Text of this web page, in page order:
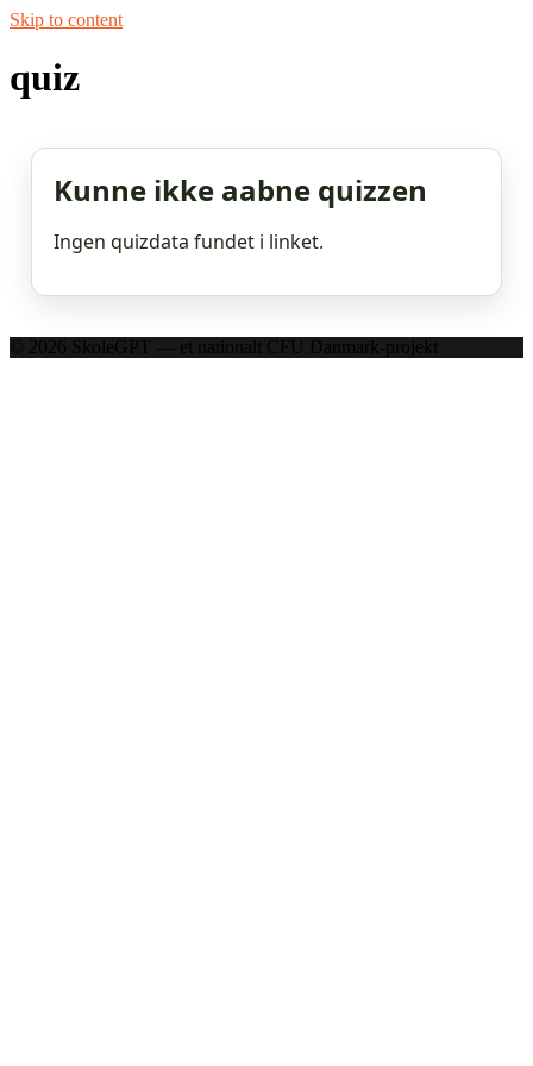
Skip to content
quiz
Kunne ikke aabne quizzen
Ingen quizdata fundet i linket.
© 2026 SkoleGPT — et nationalt CFU Danmark-projekt